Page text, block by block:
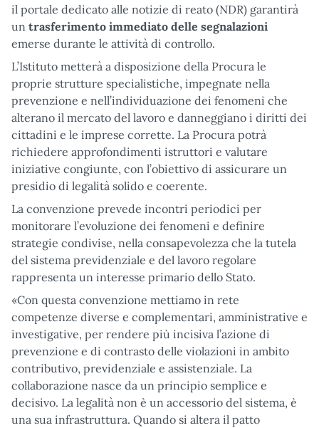
il portale dedicato alle notizie di reato (NDR) garantirà
un trasferimento immediato delle segnalazioni
emerse durante le attività di controllo.
L’Istituto metterà a disposizione della Procura le
proprie strutture specialistiche, impegnate nella
prevenzione e nell’individuazione dei fenomeni che
alterano il mercato del lavoro e danneggiano i diritti dei
cittadini e le imprese corrette. La Procura potrà
richiedere approfondimenti istruttori e valutare
iniziative congiunte, con l’obiettivo di assicurare un
presidio di legalità solido e coerente.
La convenzione prevede incontri periodici per
monitorare l’evoluzione dei fenomeni e definire
strategie condivise, nella consapevolezza che la tutela
del sistema previdenziale e del lavoro regolare
rappresenta un interesse primario dello Stato.
«Con questa convenzione mettiamo in rete
competenze diverse e complementari, amministrative e
investigative, per rendere più incisiva l’azione di
prevenzione e di contrasto delle violazioni in ambito
contributivo, previdenziale e assistenziale. La
collaborazione nasce da un principio semplice e
decisivo. La legalità non è un accessorio del sistema, è
una sua infrastruttura. Quando si altera il patto